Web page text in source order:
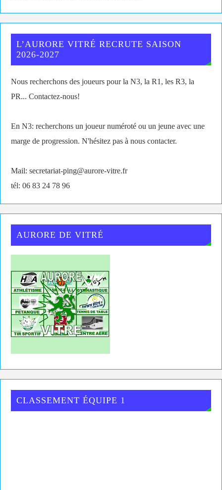
L’AURORE VITRÉ RECRUTE SAISON
2026-2027
Nous recherchons des joueurs pour la N3, la R1, les R3, la
PR... Contactez-nous!
En N3: recherchons un joueur numéroté ou un jeune avec une
marge de progression. N'hésitez pas à nous contacter.
Mail: secretariat-ping@aurore-vitre.fr
tél: 06 83 24 78 96
AURORE DE VITRÉ
CLASSEMENT ÉQUIPE 1